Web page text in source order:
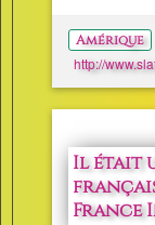
Amérique
Il était
France